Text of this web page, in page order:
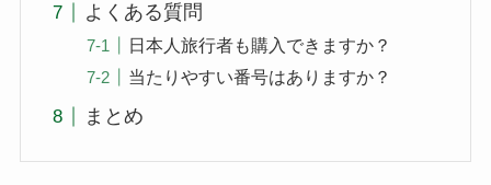
よくある質問
日本人旅行者も購入できますか？
当たりやすい番号はありますか？
まとめ